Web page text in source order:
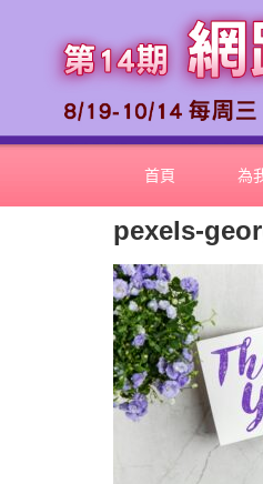
首頁 為
pexels-